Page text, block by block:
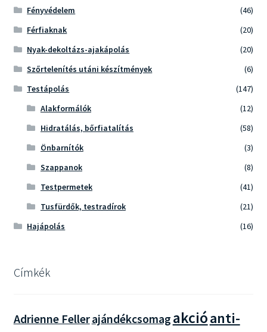
Fényvédelem
(46)
Férfiaknak
(20)
Nyak-dekoltázs-ajakápolás
(20)
Szőrtelenítés utáni készítmények
(6)
Testápolás
(147)
Alakformálók
(12)
Hidratálás, bőrfiatalítás
(58)
Önbarnítók
(3)
Szappanok
(8)
Testpermetek
(41)
Tusfürdők, testradírok
(21)
Hajápolás
(16)
Címkék
Adrienne Fellerajándékcsomag akcióanti-